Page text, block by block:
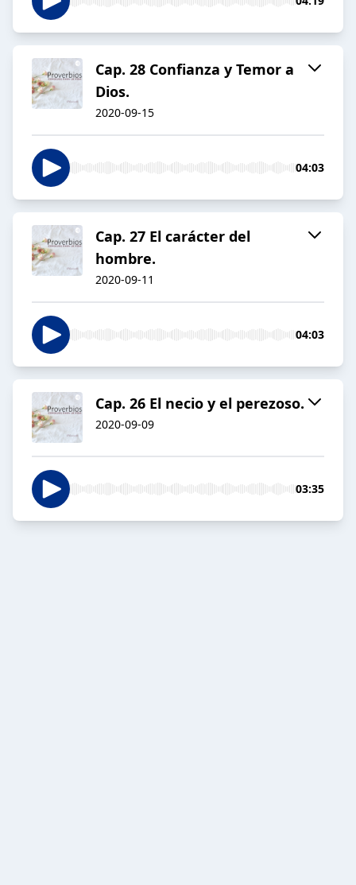
Cap. 28 Confianza y Temor a
Dios.
2020-09-15
04:03
Cap. 27 El carácter del
hombre.
2020-09-11
04:03
Cap. 26 El necio y el perezoso.
2020-09-09
03:35